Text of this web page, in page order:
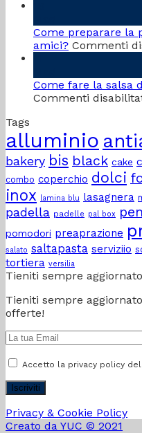
italy
Come preparare la
amici? Commenti
Come fare la salsa
Commenti
Tags
alluminio
bakery bis black cake
combo coperchio dolci
inox lamina blu lasagnera
padella padelle pal box
pomodori preaprazione
salato saltapasta serviziio
tortiera versilia
Tieniti sempre aggiornato
Tieniti sempre
offerte!
Accetto la privacy policy
Privacy & Cookie Policy
Creato da YUC © 2021